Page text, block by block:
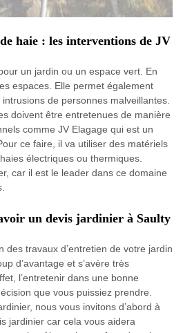
haie : les interventions de JV
un jardin ou un espace vert. En
espaces. Elle permet également
de personnes malveillantes.
doivent être entretenues de manière
comme JV Elagage qui est un
ce faire, il va utiliser des matériels
électriques ou thermiques.
car il est le leader dans ce domaine
un devis jardinier à Saulty
des travaux d’entretien de votre jardin
d’avantage et s’avère très
l’entretenir dans une bonne
que vous puissiez prendre.
nous vous invitons d’abord à
jardinier car cela vous aidera